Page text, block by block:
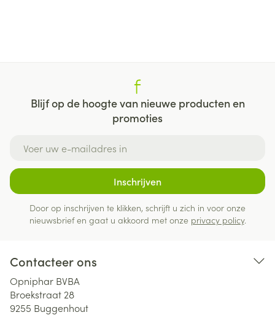
Blijf op de hoogte van nieuwe producten en
promoties
Inschrijven
Door op inschrijven te klikken, schrijft u zich in voor onze
nieuwsbrief en gaat u akkoord met onze privacy policy.
Contacteer ons
Opniphar BVBA
Broekstraat 28
9255 Buggenhout